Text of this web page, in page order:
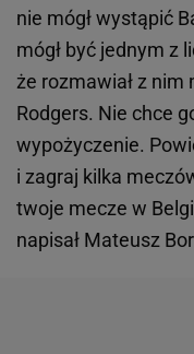
nie mógł wystąpić
mógł być jednym z
że rozmawiał z
Rodgers. Nie chce
wypożyczenie.
i zagraj kilka
twoje mecze w
napisał Mateusz